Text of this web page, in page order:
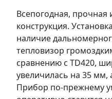
Всепогодная, прочная
конструкция.
наличие
тепловизор
сравнению с TD420,
увеличилась на 35 мм,
Прибор по-прежнему